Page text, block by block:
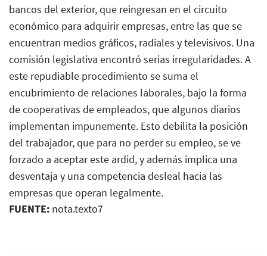
bancos del exterior, que reingresan en el circuito
económico para adquirir empresas, entre las que se
encuentran medios gráficos, radiales y televisivos. Una
comisión legislativa encontró serias irregularidades. A
este repudiable procedimiento se suma el
encubrimiento de relaciones laborales, bajo la forma
de cooperativas de empleados, que algunos diarios
implementan impunemente. Esto debilita la posición
del trabajador, que para no perder su empleo, se ve
forzado a aceptar este ardid, y además implica una
desventaja y una competencia desleal hacia las
empresas que operan legalmente.
FUENTE: nota.texto7